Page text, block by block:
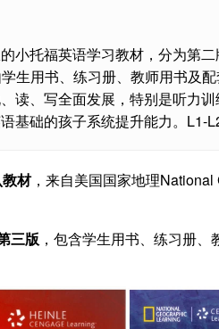
小托福英语学习教材，分为第
生用书、练习册、教师用书及
读、写全面发展，特别是听力
基础的孩子系统提升能力。L1-
材，来自美国国家地理
三版 ，包含学生用书、练习册